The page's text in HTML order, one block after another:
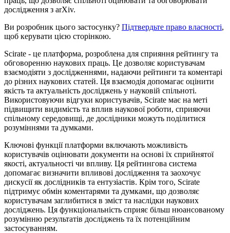
дослідження з arXiv.
Ви розробник цього застосунку? Підтвердьте право власності,
щоб керувати цією сторінкою.
Scirate - це платформа, розроблена для сприяння рейтингу та
обговоренню наукових праць. Це дозволяє користувачам
взаємодіяти з дослідженнями, надаючи рейтинги та коментарі
до різних наукових статей. Ця взаємодія допомагає оцінити
якість та актуальність досліджень у науковій спільноті.
Використовуючи відгуки користувачів, Scirate має на меті
підвищити видимість та вплив наукової роботи, сприяючи
спільному середовищі, де дослідники можуть поділитися
розуміннями та думками.
Ключові функції платформи включають можливість
користувачів оцінювати документи на основі їх сприйнятої
якості, актуальності чи впливу. Ця рейтингова система
допомагає визначити впливові дослідження та заохочує
дискусії як дослідників та ентузіастів. Крім того, Scirate
підтримує обмін коментарями та думками, що дозволяє
користувачам заглибитися в зміст та наслідки наукових
досліджень. Ця функціональність сприяє більш нюансованому
розумінню результатів досліджень та їх потенційним
застосуванням.